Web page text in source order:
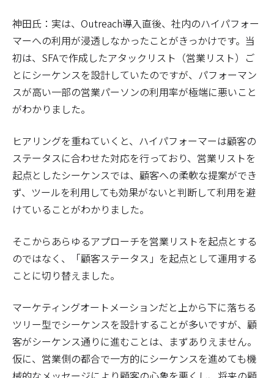
神田氏：実は、Outreach導入直後、社内のハイパフォー
マーへの利用が浸透しなかったことがきっかけです。当
初は、SFAで作成したアタックリスト（営業リスト）ご
とにシーケンスを設計していたのですが、パフォーマン
スが高い一部の営業パーソンの利用率が極端に悪いこと
がわかりました。
ヒアリングを重ねていくと、ハイパフォーマーは顧客の
ステータスに合わせた対応を行っており、営業リストを
起点としたシーケンスでは、顧客への柔軟な提案ができ
ず、ツールを利用しても効果がないと判断して利用を避
けていることがわかりました。
そこからあらゆるアプローチを営業リストを起点とする
のではなく、「顧客ステータス」を起点として運用する
ことに切り替えました。
マーケティングオートメーションだと上から下に落ちる
ツリー型でシーケンスを設計することが多いですが、顧
客がシーケンス通りに進むことは、まずありえません。
仮に、営業側の都合で一方的にシーケンスを進めても機